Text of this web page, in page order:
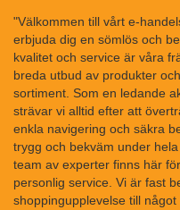
"Välkommen till vårt e-
erbjuda dig en sömlös och
kvalitet och service är våra
breda utbud av produkter
sortiment. Som en ledande
strävar vi alltid efter att
enkla navigering och säkra
trygg och bekväm under
team av experter finns här
personlig service. Vi är fast
shoppingupplevelse till